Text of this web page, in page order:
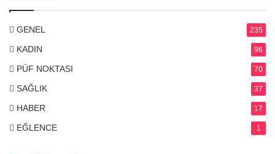
GENEL 235
KADIN 96
PÜF NOKTASI 70
SAĞLIK 37
HABER 17
EĞLENCE 1